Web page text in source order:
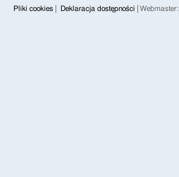
Pliki cookies Deklaracja dostępności Webmaster: